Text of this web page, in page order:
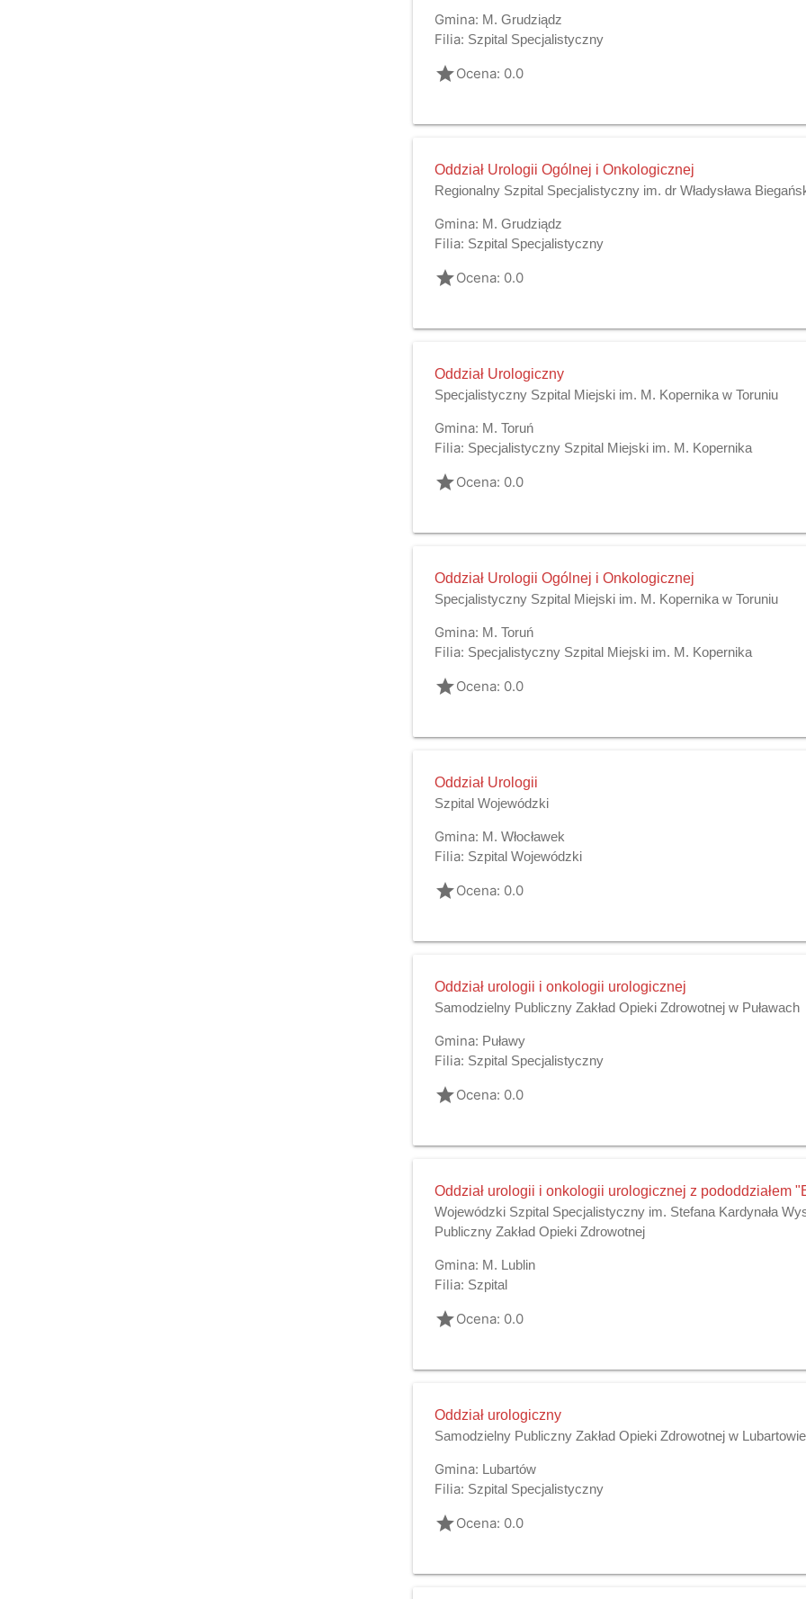
Gmina: M. Grudziądz
Filia: Szpital Specjalistyczny
gradeOcena: 0.0
Oddział Urologii Ogólnej i Onkologicznej
Regionalny Szpital Specjalistyczny im. dr Władysława
Gmina: M. Grudziądz
Filia: Szpital Specjalistyczny
gradeOcena: 0.0
Oddział Urologiczny
Specjalistyczny Szpital Miejski im. M. Kopernika w Toruniu
Gmina: M. Toruń
Filia: Specjalistyczny Szpital Miejski im. M. Kopernika
gradeOcena: 0.0
Oddział Urologii Ogólnej i Onkologicznej
Specjalistyczny Szpital Miejski im. M. Kopernika w Toruniu
Gmina: M. Toruń
Filia: Specjalistyczny Szpital Miejski im. M. Kopernika
gradeOcena: 0.0
Oddział Urologii
Szpital Wojewódzki
Gmina: M. Włocławek
Filia: Szpital Wojewódzki
gradeOcena: 0.0
Oddział urologii i onkologii urologicznej
Samodzielny Publiczny Zakład Opieki Zdrowotnej w Puławach
Gmina: Puławy
Filia: Szpital Specjalistyczny
gradeOcena: 0.0
Oddział urologii i onkologii urologicznej z pododdziałem
Wojewódzki Szpital Specjalistyczny im. Stefana Kardynała
Publiczny Zakład Opieki Zdrowotnej
Gmina: M. Lublin
Filia: Szpital
gradeOcena: 0.0
Oddział urologiczny
Samodzielny Publiczny Zakład Opieki Zdrowotnej w Lubartowie
Gmina: Lubartów
Filia: Szpital Specjalistyczny
gradeOcena: 0.0